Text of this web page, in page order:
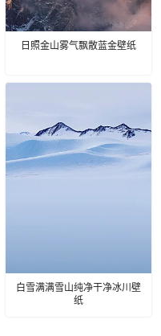
日照金山雾气飘散蓝金壁纸
白雪满满雪山纯净干净冰川壁
纸